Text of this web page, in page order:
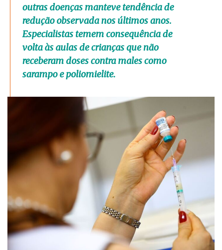
outras doenças manteve tendência de
redução observada nos últimos anos.
Especialistas temem consequência de
volta às aulas de crianças que não
receberam doses contra males como
sarampo e poliomielite.